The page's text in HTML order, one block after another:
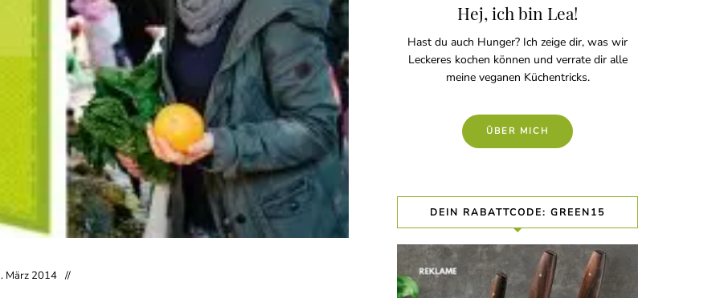
März 2014
Hej, ich bin Lea!
Hast du auch Hunger? Ich zeige dir, was wir
Leckeres kochen können und verrate dir alle
meine veganen Küchentricks.
ÜBER MICH
DEIN RABATTCODE: GREEN15